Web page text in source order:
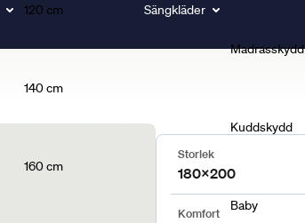
120 cm
140 cm
160 cm
Sängkläder
Madrasskydd
Kuddskydd
Baby
Storlek
180x200
Komfort